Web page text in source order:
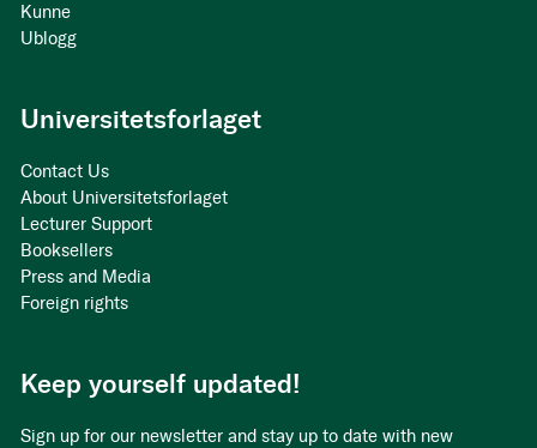
Kunne
Ublogg
Universitetsforlaget
Contact Us
About Universitetsforlaget
Lecturer Support
Booksellers
Press and Media
Foreign rights
Keep yourself updated!
Sign up for our newsletter and stay up to date with new